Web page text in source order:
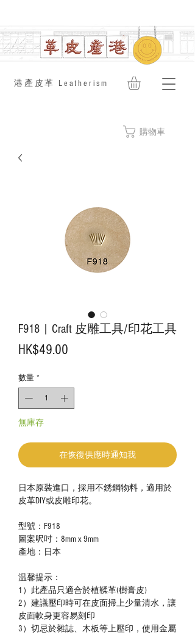
​港產皮革 Leatherism
購物車
F918 | Craft 皮雕工具/印花工具
HK$49.00
數量 *
無庫存
在恢復供應時通知我
日本原裝進口，採用不銹鋼物料，適用於
皮革DIY或皮雕印花。
型號：F918
圖案呎吋：8mm x 9mm
產地：日本
温馨提示：
1）此產品只適合於植鞣革(樹膏皮)
2）建議壓印時可在皮面掃上少量清水，讓
皮面軟身更容易刻印
3）切忌於雜誌、木板等上壓印，使用金屬